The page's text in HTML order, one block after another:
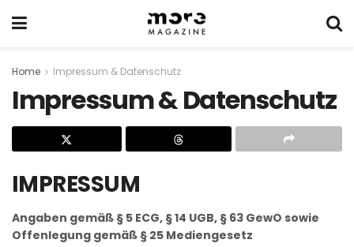
Home Impressum & Datenschutz
Impressum & Datenschutz
IMPRESSUM
Angaben gemäß § 5 ECG, § 14 UGB, § 63 GewO sowie
Offenlegung gemäß § 25 Mediengesetz